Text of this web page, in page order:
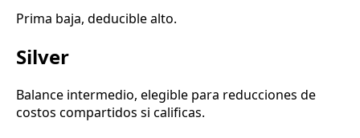
Prima baja, deducible alto.
Silver
Balance intermedio, elegible para reducciones de
costos compartidos si calificas.